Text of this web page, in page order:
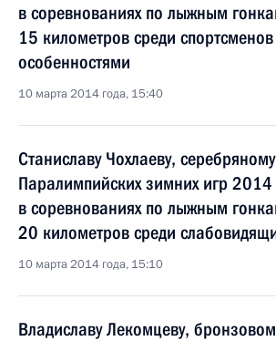
в соревнованиях по лыжным
15 километров среди
особенностями
10 марта 2014 года, 15:40
Станиславу Чохлаеву,
Паралимпийских зимних игр 2014
в соревнованиях по лыжным
20 километров среди
10 марта 2014 года, 15:10
Владиславу Лекомцеву,